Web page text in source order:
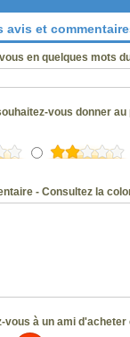
avis et
en quelques mots
vous donner
- Consultez la
vous à un ami d'acheter